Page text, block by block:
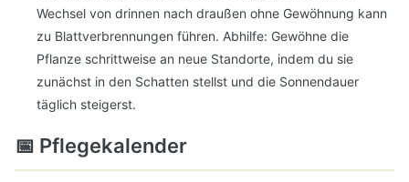
Wechsel von drinnen nach draußen ohne Gewöhnung kann
zu Blattverbrennungen führen. Abhilfe: Gewöhne die
Pflanze schrittweise an neue Standorte, indem du sie
zunächst in den Schatten stellst und die Sonnendauer
täglich steigerst.
📅 Pflegekalender